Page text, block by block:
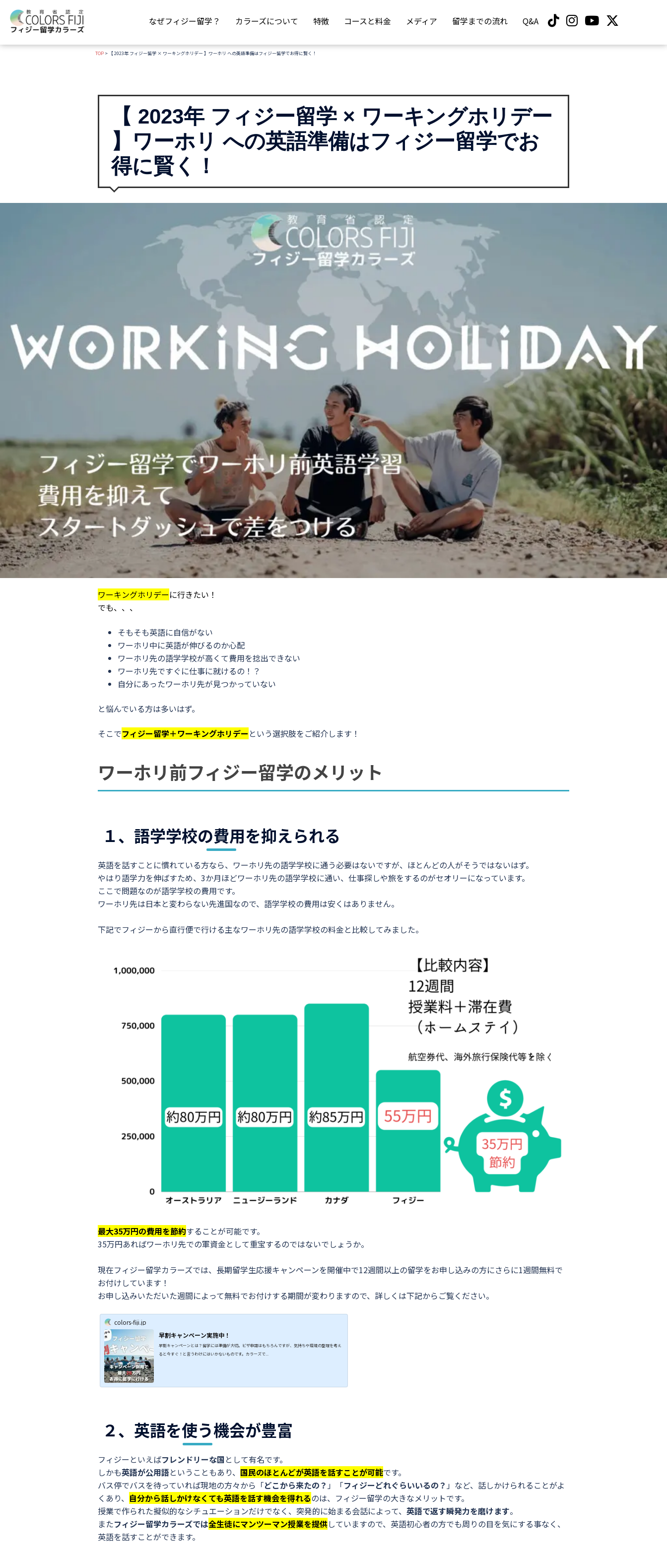
ン
なぜフィジー留学？ カラーズについて 特徴 コースと料金 メディア 留学までの流れ Q&A
TOP > 【 2023年 フィジー留学 × ワーキングホリデー 】ワーホリ への英語準備はフィジー留学でお得に賢く！
【 2023年 フィジー留学 × ワーキングホリデー
】ワーホリ への英語準備はフィジー留学でお
得に賢く！
ワーキングホリデーに行きたい！
でも、、、
そもそも英語に自信がない
ワーホリ中に英語が伸びるのか心配
ワーホリ先の語学学校が高くて費用を捻出できない
ワーホリ先ですぐに仕事に就けるの！？
自分にあったワーホリ先が見つかっていない
と悩んでいる方は多いはず。
そこでフィジー留学＋ワーキングホリデー という選択肢をご紹介します！
ワーホリ前フィジー留学のメリット
１、語学学校の費用を抑えられる
英語を話すことに慣れている方なら、ワーホリ先の語学学校に通う必要はないですが、ほとんどの人がそうではないはず。
やはり語学力を伸ばすため、3か月ほどワーホリ先の語学学校に通い、仕事探しや旅をするのがセオリーになっています。
ここで問題なのが語学学校の費用です。
ワーホリ先は日本と変わらない先進国なので、語学学校の費用は安くはありません。
下記でフィジーから直行便で行ける主なワーホリ先の語学学校の料金と比較してみました。
最大35万円の費用を節約することが可能です。
35万円あればワーホリ先での軍資金として重宝するのではないでしょうか。
現在フィジー留学カラーズでは、長期留学生応援キャンペーンを開催中で12週間以上の留学をお申し込みの方にさらに1週間無料で
お付けしています！
お申し込みいただいた週間によって無料でお付けする期間が変わりますので、詳しくは下記からご覧ください。
colors-fiji.jp
早割キャンペーン実施中！
早割キャンペーンとは？留学には準備が大切。ビザ申請はもちろんですが、気持ちや環境の整理を考え
ると今すぐ！と言うわけにはいかないものです。カラーズで...
２、英語を使う機会が豊富
フィジーといえばフレンドリーな国として有名です。
しかも英語が公用語ということもあり、 国民のほとんどが英語を話すことが可能です。
バス停でバスを待っていれば現地の方々から「どこから来たの？ 」「フィジーどれぐらいいるの？ 」など、話しかけられることがよ
くあり、 自分から話しかけなくても英語を話す機会を得れるのは、フィジー留学の大きなメリットです。
授業で作られた擬似的なシチュエーションだけでなく、突発的に始まる会話によって、 英語で返す瞬発力を磨けます。
またフィジー留学カラーズでは全生徒にマンツーマン授業を提供していますので、英語初心者の方でも周りの目を気にする事なく、
英語を話すことができます。